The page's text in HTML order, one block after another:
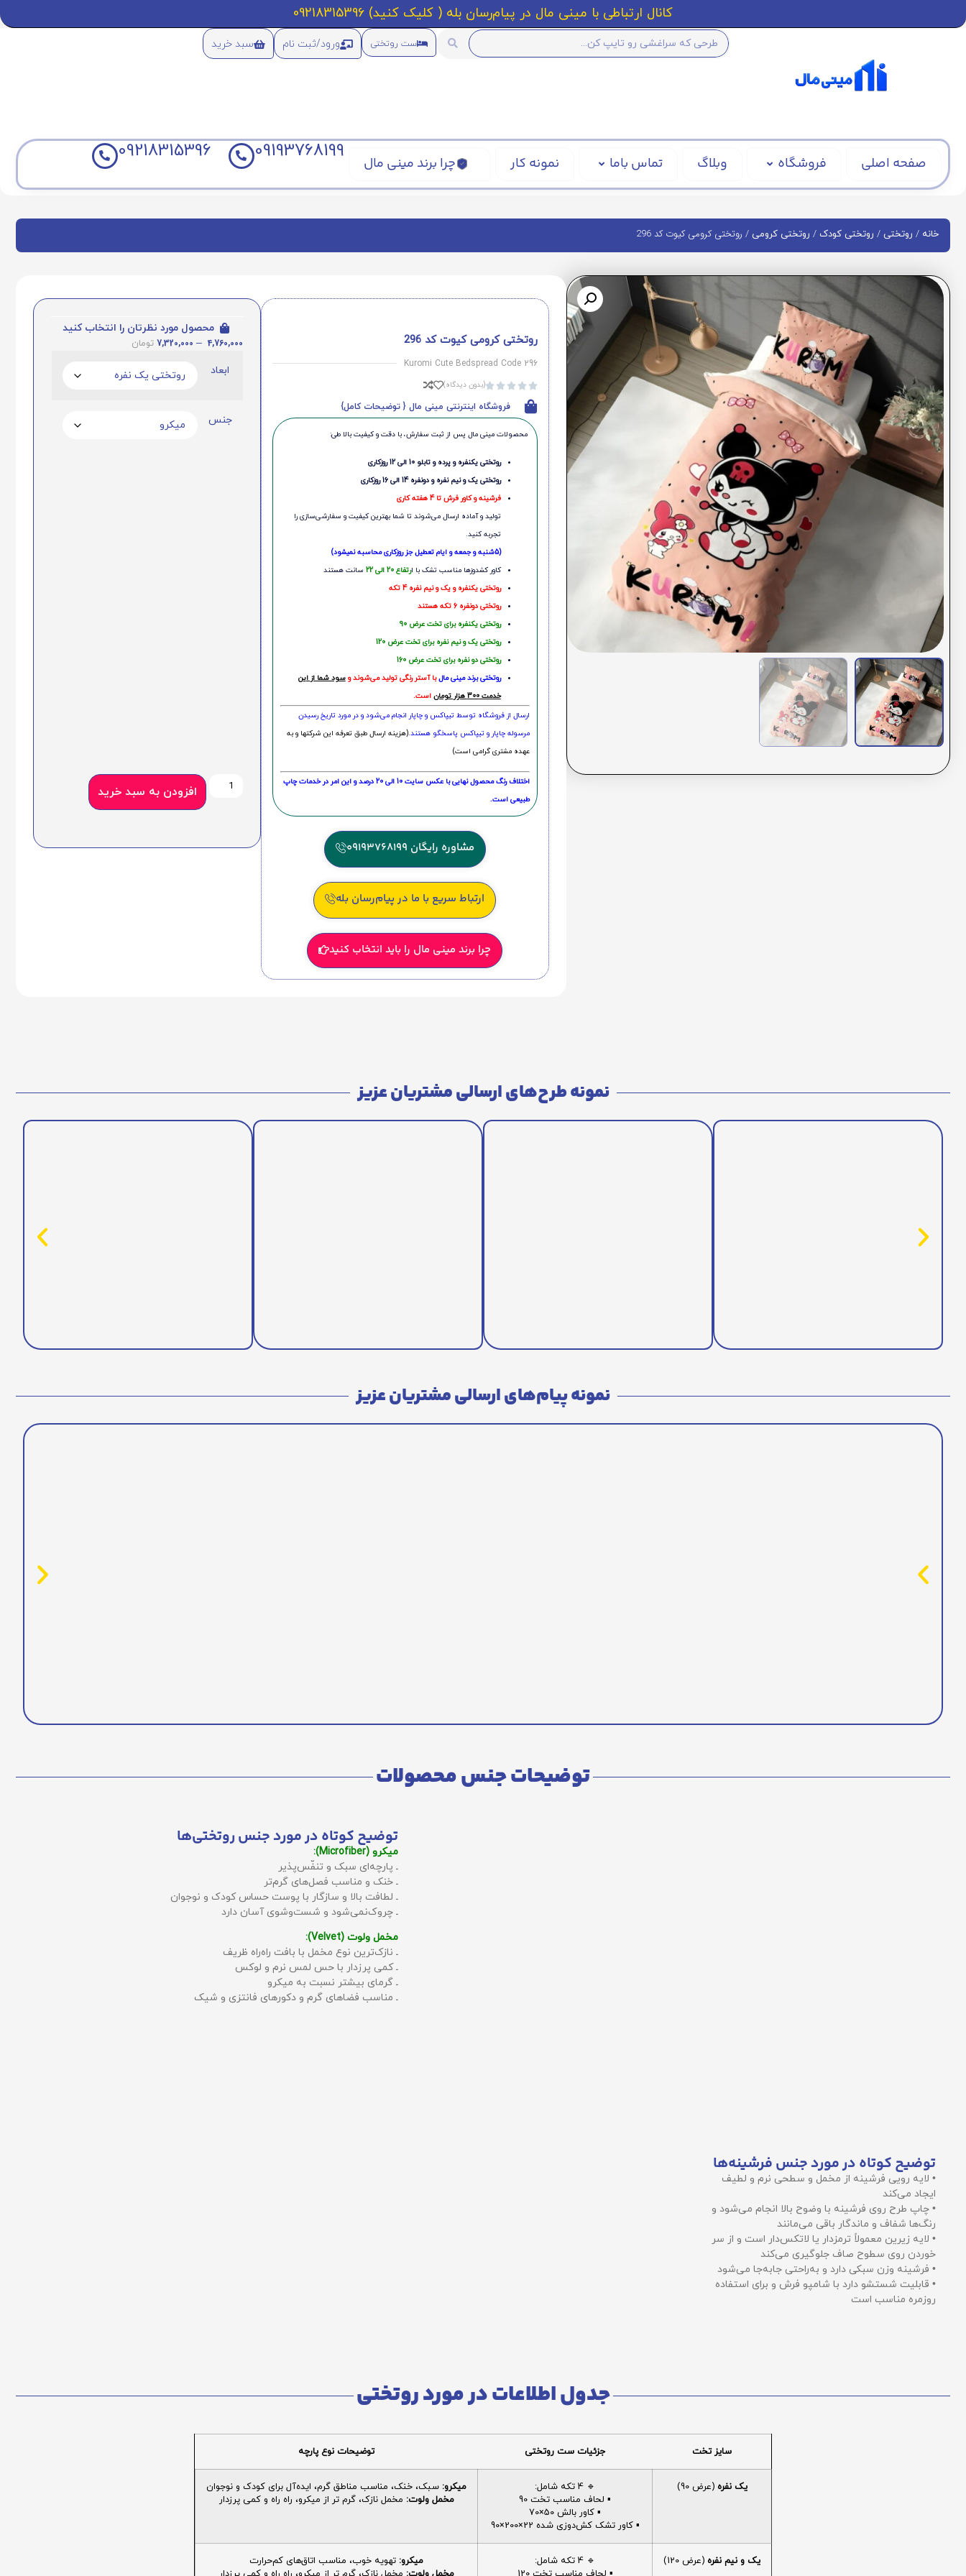
کانال ارتباطی با مینی مال در پیام‌رسان بله ( کلیک کنید) 09218315396
ست روتختی ورود/ثبت نام سبد خرید
صفحه اصلی فروشگاه وبلاگ تماس باما نمونه کار چرا برند مینی مال
09193768199
09218315396
خانه / روتختی / روتختی کودک / روتختی کرومی / روتختی کرومی کیوت کد 296
روتختی کرومی کیوت کد 296
Kuromi Cute Bedspread Code 296




(بدون دیدگاه)
فروشگاه اینترنتی مینی مال { توضیحات کامل}
محصولات مینی‌ مال پس از ثبت سفارش، با دقت و کیفیت بالا طی:
روتختی یکنفره و پرده و تابلو 10 الی 12 روزکاری
روتختی یک و نیم نفره و دونفره 14 الی 16 روزکاری
فرشینه و کاور فرش تا 4 هفته کاری
تولید و آماده ارسال می‌شوند تا شما بهترین کیفیت و سفارشی‌سازی را
تجربه کنید.
(5شنبه و جمعه و ایام تعطیل جز روزکاری محاسبه نمیشود)
کاور کشدوزها مناسب تشک با ارتفاع 20 الی 22
سانت هستند
روتختی یکنفره و یک و نیم نفره 4 تکه
روتختی دونفره 6 تکه هستند
روتختی یکنفره برای تخت عرض 90
روتختی یک و نیم نفره برای تخت عرض 120
روتختی دو نفره برای تخت عرض 160
روتختی‌ برند مینی مالبا آستر رنگی تولید می‌شوند وسود شما از این
خدمت 300 هزار تومان
است.
ارسال از فروشگاه توسط تیپاکس و چاپار انجام می‌شود و در مورد تاریخ رسیدن
مرسوله چاپار و تیپاکس پاسخگو هستند.(هزینه ارسال طبق تعرفه این شرکتها و به
عهده مشتری گرامی است)
اختلاف رنگ محصول نهایی با عکس سایت 10 الی 20 درصد و این امر در خدمات چاپ
طبیعی است.
مشاوره رایگان 09193768199
ارتباط سریع با ما در پیام‌رسان بله
چرا برند مینی مال را باید انتخاب کنید
محصول مورد نظرتان را انتخاب کنید
4,760,000
–
7,320,000 تومان
ابعاد
جنس
افزودن به سبد خرید
نمونه طرح‌های ارسالی مشتریان عزیز
نمونه پیام‌های ارسالی مشتریان عزیز
توضیحات جنس محصولات
توضیح کوتاه در مورد جنس روتختی‌ها
میکرو (Microfiber):
ـ پارچه‌ای سبک و تنفّس‌پذیر
ـ خنک و مناسب فصل‌های گرم‌تر
ـ لطافت بالا و سازگار با پوست حساس کودک و نوجوان
ـ چروک‌نمی‌شود و شست‌وشوی آسان دارد
مخمل ولوت (Velvet):
ـ نازک‌ترین نوع مخمل با بافت راه‌راه ظریف
ـ کمی پرزدار با حس لمس نرم و لوکس
ـ گرمای بیشتر نسبت به میکرو
ـ مناسب فضاهای گرم و دکورهای فانتزی و شیک
توضیح کوتاه در مورد جنس فرشینه‌ها
• لایه رویی فرشینه از مخمل و سطحی نرم و لطیف
ایجاد می‌کند
• چاپ طرح روی فرشینه با وضوح بالا انجام می‌شود و
رنگ‌ها شفاف و ماندگار باقی می‌مانند
• لایه زیرین معمولاً ترمزدار یا لاتکس‌دار است و از سر
خوردن روی سطوح صاف جلوگیری می‌کند
• فرشینه وزن سبکی دارد و به‌راحتی جابه‌جا می‌شود
• قابلیت شستشو دارد با شامپو فرش و برای استفاده
روزمره مناسب است
جدول اطلاعات در مورد روتختی
سایز تخت جزئیات ست روتختی توضیحات نوع پارچه
یک نفره (عرض 90)
🔹 4 تکه شامل:
▪️ لحاف مناسب تخت 90
▪️ کاور بالش 50×70
▪️ کاور تشک کش‌دوزی شده 22×200×90
میکرو: سبک، خنک، مناسب مناطق گرم، ایده‌آل برای کودک و نوجوان
مخمل ولوت: مخمل نازک، گرم تر از میکرو، راه راه و کمی پرزدار
یک و نیم نفره (عرض 120)
🔹 4 تکه شامل:
میکرو: تهویه خوب، مناسب اتاق‌های کم‌حرارت